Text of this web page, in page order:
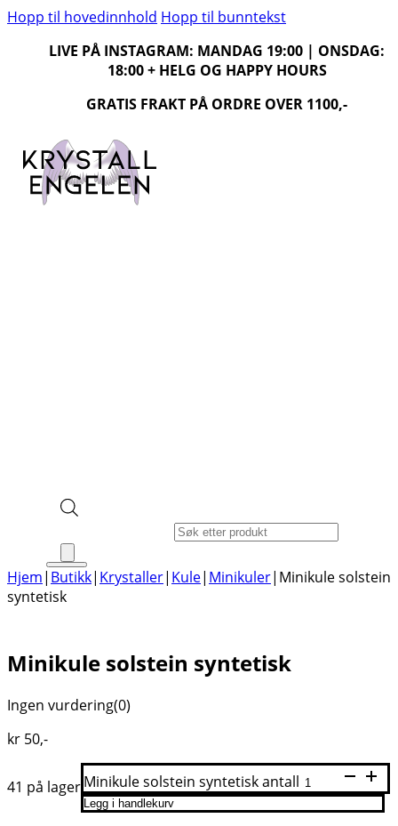
Hopp til hovedinnhold Hopp til bunntekst
LIVE PÅ INSTAGRAM: MANDAG 19:00 | ONSDAG:
18:00 + HELG OG HAPPY HOURS
GRATIS FRAKT PÅ ORDRE OVER 1100,-
Hjem| Butikk| Krystaller| Kule| Minikuler| Minikule solstein
syntetisk
Minikule solstein syntetisk
Ingen vurdering(0)
kr 50,-
41 på lagerMinikule solstein syntetisk antall
Legg i handlekurv